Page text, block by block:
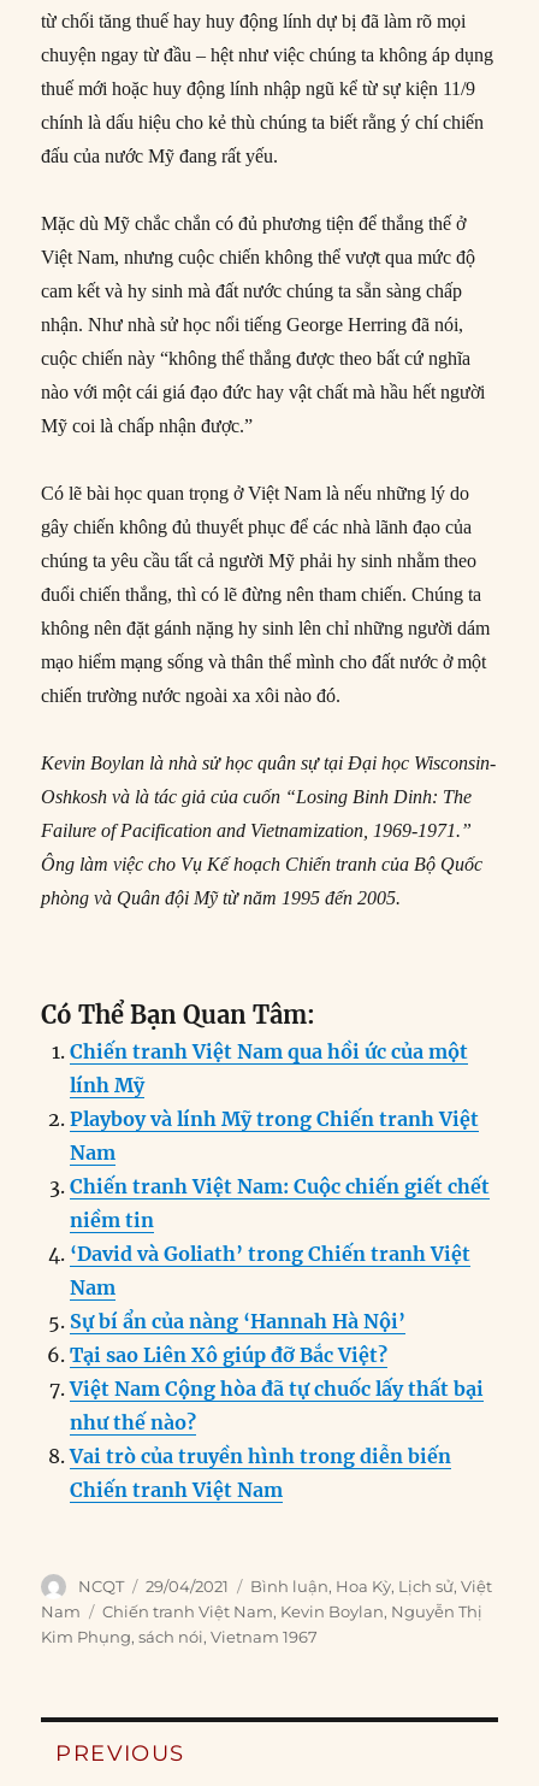
từ chối tăng thuế hay huy động lính dự bị đã làm rõ mọi
chuyện ngay từ đầu – hệt như việc chúng ta không áp dụng
thuế mới hoặc huy động lính nhập ngũ kể từ sự kiện 11/9
chính là dấu hiệu cho kẻ thù chúng ta biết rằng ý chí chiến
đấu của nước Mỹ đang rất yếu.
Mặc dù Mỹ chắc chắn có đủ phương tiện để thắng thế ở
Việt Nam, nhưng cuộc chiến không thể vượt qua mức độ
cam kết và hy sinh mà đất nước chúng ta sẵn sàng chấp
nhận. Như nhà sử học nổi tiếng George Herring đã nói,
cuộc chiến này “không thể thắng được theo bất cứ nghĩa
nào với một cái giá đạo đức hay vật chất mà hầu hết người
Mỹ coi là chấp nhận được.”
Có lẽ bài học quan trọng ở Việt Nam là nếu những lý do
gây chiến không đủ thuyết phục để các nhà lãnh đạo của
chúng ta yêu cầu tất cả người Mỹ phải hy sinh nhằm theo
đuổi chiến thắng, thì có lẽ đừng nên tham chiến. Chúng ta
không nên đặt gánh nặng hy sinh lên chỉ những người dám
mạo hiểm mạng sống và thân thể mình cho đất nước ở một
chiến trường nước ngoài xa xôi nào đó.
Kevin Boylan là nhà sử học quân sự tại Đại học Wisconsin-
Oshkosh và là tác giả của cuốn “Losing Binh Dinh: The
Failure of Pacification and Vietnamization, 1969-1971.”
Ông làm việc cho Vụ Kế hoạch Chiến tranh của Bộ Quốc
phòng và Quân đội Mỹ từ năm 1995 đến 2005.
Có Thể Bạn Quan Tâm:
Chiến tranh Việt Nam qua hồi ức của một
lính Mỹ
Playboy và lính Mỹ trong Chiến tranh Việt
Nam
Chiến tranh Việt Nam: Cuộc chiến giết chết
niềm tin
‘David và Goliath’ trong Chiến tranh Việt
Nam
Sự bí ẩn của nàng ‘Hannah Hà Nội’
Tại sao Liên Xô giúp đỡ Bắc Việt?
Việt Nam Cộng hòa đã tự chuốc lấy thất bại
như thế nào?
Vai trò của truyền hình trong diễn biến
Chiến tranh Việt Nam
Author
NCQT
Posted
on
29/04/2021 Categories
Bình luận, Hoa Kỳ, Lịch sử,Việt
Nam
Tags
Chiến tranh Việt Nam, Kevin Boylan, Nguyễn Thị
Kim Phụng,sách nói,Vietnam 1967
Post
PREVIOUS